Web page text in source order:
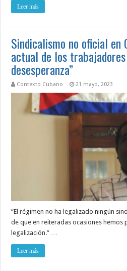
Leer más
Sindicalismo no oficial en
actual de los
desesperanza”
Contexto Cubano 21 mayo, 2023
“El régimen no ha legalizado ningún
de que en reiteradas ocasiones hemos
legalización.” …
Leer más